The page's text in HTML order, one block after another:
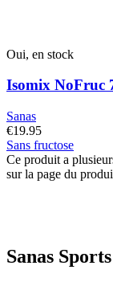
Oui, en stock
Isomix NoFruc
Sanas
€19.95
Sans fructose
Ce produit a
sur la page du
Sanas